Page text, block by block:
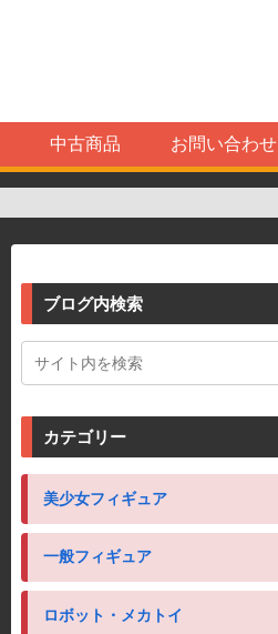
中古商品 お問い合わせ
ブログ内検索
カテゴリー
美少女フィギュア
一般フィギュア
ロボット・メカトイ